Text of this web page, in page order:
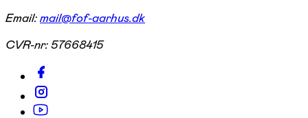
Email:mail@fof-aarhus.dk
CVR-nr:57668415